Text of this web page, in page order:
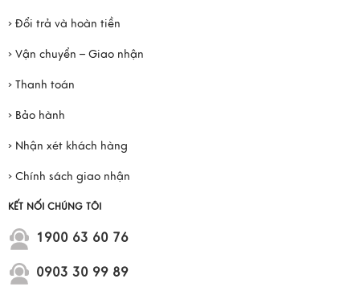
› Đổi trả và hoàn tiền
› Vận chuyển – Giao nhận
› Thanh toán
› Bảo hành
› Nhận xét khách hàng
› Chính sách giao nhận
KẾT NỐI CHÚNG TÔI
1900 63 60 76
0903 30 99 89